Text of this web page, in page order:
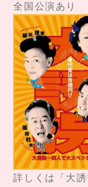
全国公演あり
詳しくは「大